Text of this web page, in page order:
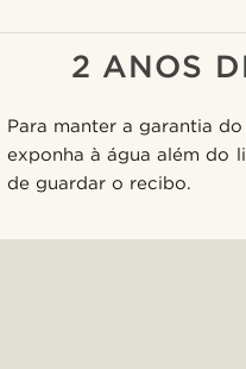
2 ANOS
Para manter a garantia
exponha à água além do
de guardar o recibo.